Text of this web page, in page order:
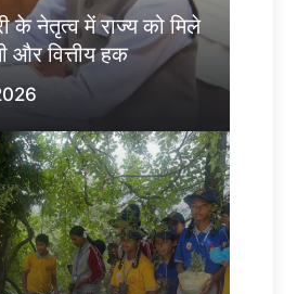
के नेतृत्व में राज्य को मिले
और वित्तीय हक